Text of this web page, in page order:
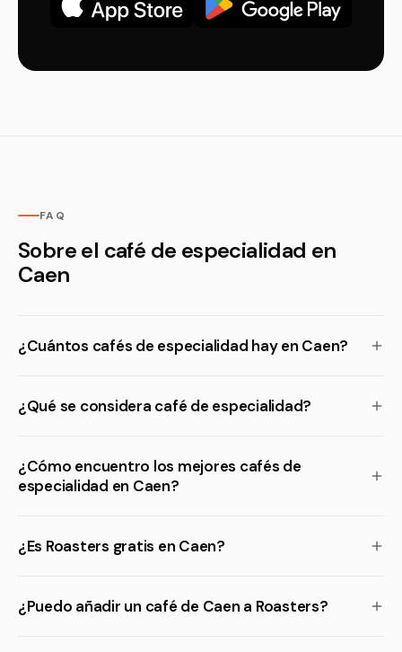
FAQ
Sobre el café de especialidad en
Caen
¿Cuántos cafés de especialidad hay en Caen?
¿Qué se considera café de especialidad?
¿Cómo encuentro los mejores cafés de
especialidad en Caen?
¿Es Roasters gratis en Caen?
¿Puedo añadir un café de Caen a Roasters?